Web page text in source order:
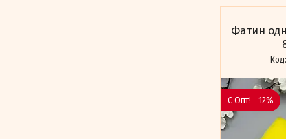
Фатин
Є Опт! - 12%